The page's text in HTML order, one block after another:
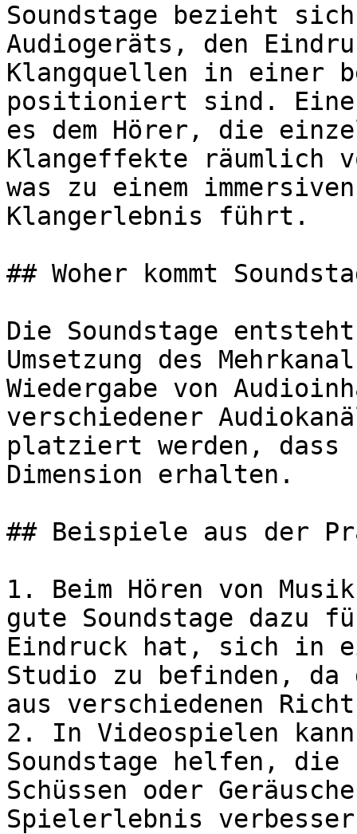
Soundstage bezieht
Audiogeräts, den
Klangquellen in einer
positioniert sind. Eine
es dem Hörer, die
Klangeffekte räumlich
was zu einem
Klangerlebnis führt.
## Woher kommt
Die Soundstage
Umsetzung des
Wiedergabe von
verschiedener
platziert werden, dass
Dimension erhalten.
## Beispiele aus der
1. Beim Hören von
gute Soundstage dazu
Eindruck hat, sich in
Studio zu befinden, da
aus verschiedenen
2. In Videospielen
Soundstage helfen,
Schüssen oder
Spielerlebnis